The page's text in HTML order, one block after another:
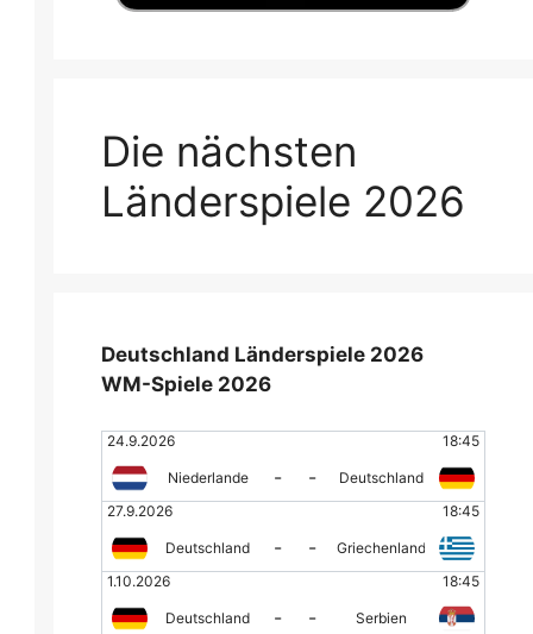
Die nächsten
Länderspiele 2026
Deutschland Länderspiele 2026
WM-Spiele 2026
24.9.2026 18:45
Niederlande - -
Deutschland
27.9.2026
18:45
Deutschland - -
Griechenland
1.10.2026
18:45
Deutschland - -
Serbien